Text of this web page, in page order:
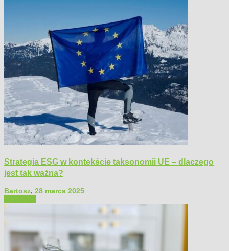
Strategia ESG w kontekście taksonomii UE – dlaczego
jest tak ważna?
Bartosz, 28 marca 2025